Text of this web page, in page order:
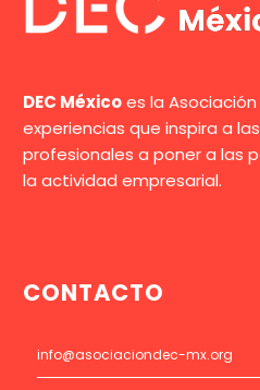
DEC Méxicoes la
experiencias que inspira a
profesionales a poner a las
la actividad empresarial.
CONTACTO
info@asociaciondec-mx.org